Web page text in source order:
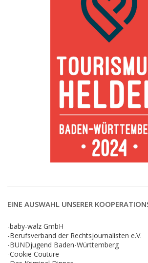
EINE AUSWAHL UNSERER
-baby-walz GmbH
-Berufsverband der Rechtsjournalisten e.V.
-BUNDjugend Baden-Württemberg
-Cookie Couture